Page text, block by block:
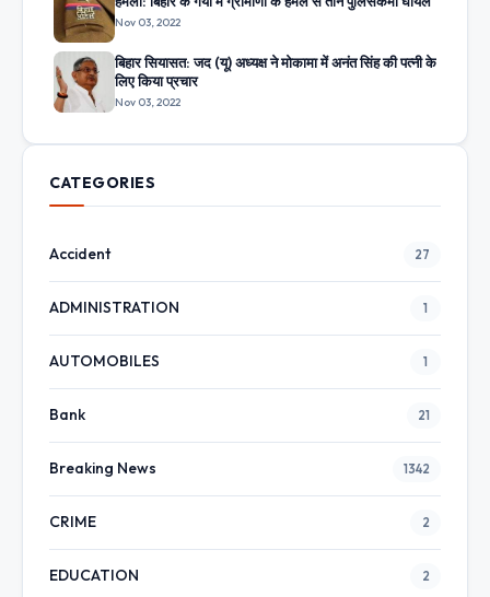
Nov 03, 2022
बिहार सियासत: जद (यू) अध्यक्ष ने मोकामा में अनंत सिंह की पत्नी के
लिए किया प्रचार
Nov 03, 2022
CATEGORIES
Accident 27
ADMINISTRATION 1
AUTOMOBILES 1
Bank 21
Breaking News 1342
CRIME 2
EDUCATION 2